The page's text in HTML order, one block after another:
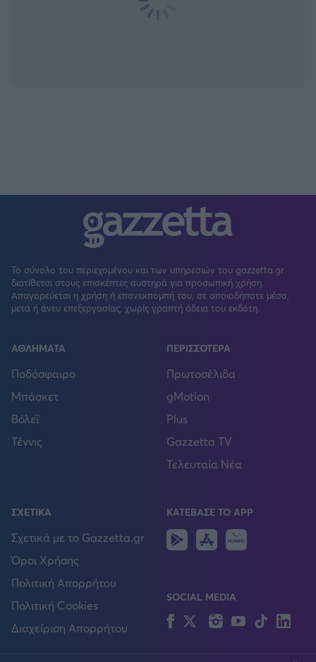
Το σύνολο του περιεχομένου και των υπηρεσιών του gazzetta.gr
διατίθεται στους επισκέπτες αυστηρά για προσωπική χρήση.
Απαγορεύεται η χρήση ή επανεκπομπή του, σε οποιοδήποτε μέσο,
μετά ή άνευ επεξεργασίας, χωρίς γραπτή άδεια του εκδότη.
ΑΘΛΗΜΑΤΑ
Ποδόσφαιρο
Μπάσκετ
Βόλεϊ
Τέννις
ΠΕΡΙΣΣΟΤΕΡΑ
Πρωτοσέλιδα
gMotion
Plus
Gazzetta TV
Τελευταία Νέα
ΣΧΕΤΙΚΑ
Σχετικά με το Gazzetta.gr
Όροι Χρήσης
Πολιτική Απορρήτου
Πολιτική Cookies
Διαχείριση Απορρήτου
ΚΑΤΕΒΑΣΕ ΤΟ APP
Android
IOS
SOCIAL MEDIA
FacebookTwitterInstagram
YouTubeTikTok